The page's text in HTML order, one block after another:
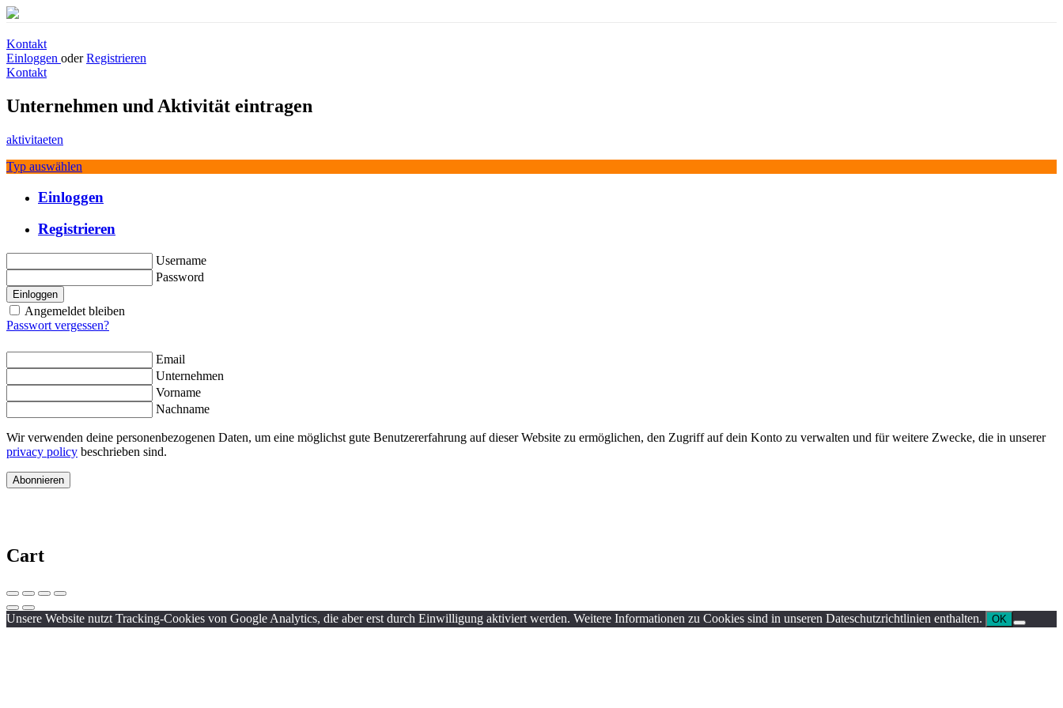
Kontakt
Einloggen oder Registrieren
Kontakt
Unternehmen und Aktivität eintragen
aktivitaeten
Typ auswählen
Einloggen
Registrieren
Username
Password
Einloggen
Angemeldet bleiben
Passwort vergessen?
Email
Unternehmen
Vorname
Nachname
Wir verwenden deine personenbezogenen Daten, um eine möglichst gute Benutzererfahrung auf dieser Website zu ermöglichen, den Zugriff auf dein Konto zu verwalten und für weitere Zwecke, die in unserer
privacy policy beschrieben sind.
Abonnieren
Cart
Unsere Website nutzt Tracking-Cookies von Google Analytics, die aber erst durch Einwilligung aktiviert werden. Weitere Informationen zu Cookies sind in unseren Dateschutzrichtlinien enthalten. OK